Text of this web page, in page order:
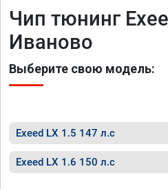
Чип тюнинг
Иваново
Выберите свою модель:
Exeed LX 1.5 147 л.с
Exeed LX 1.6 150 л.с